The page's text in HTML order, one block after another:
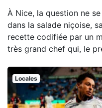
À Nice, la question ne
dans la salade niçoise,
recette codifiée par un
très grand chef qui, le
Locales